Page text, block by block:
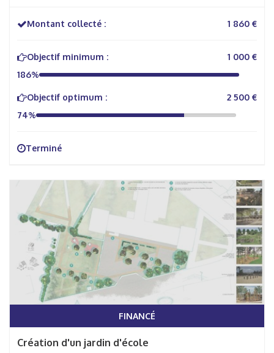
Montant collecté : 1 860 €
Objectif minimum :
1 000 €
186%
Objectif optimum :
2 500 €
74%
Terminé
FINANCÉ
Création d'un jardin d'école